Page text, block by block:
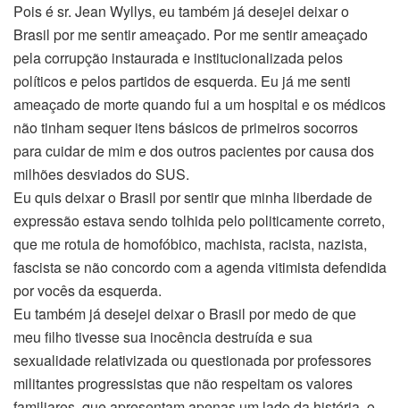
Pois é sr. Jean Wyllys, eu também já desejei deixar o
Brasil por me sentir ameaçado. Por me sentir ameaçado
pela corrupção instaurada e institucionalizada pelos
políticos e pelos partidos de esquerda. Eu já me senti
ameaçado de morte quando fui a um hospital e os médicos
não tinham sequer itens básicos de primeiros socorros
para cuidar de mim e dos outros pacientes por causa dos
milhões desviados do SUS.
Eu quis deixar o Brasil por sentir que minha liberdade de
expressão estava sendo tolhida pelo politicamente correto,
que me rotula de homofóbico, machista, racista, nazista,
fascista se não concordo com a agenda vitimista defendida
por vocês da esquerda.
Eu também já desejei deixar o Brasil por medo de que
meu filho tivesse sua inocência destruída e sua
sexualidade relativizada ou questionada por professores
militantes progressistas que não respeitam os valores